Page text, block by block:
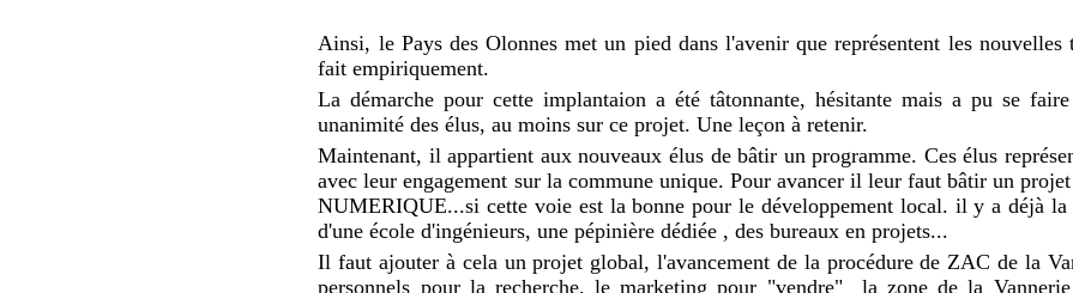
Ainsi, le Pays des Olonnes met un pied dans l'avenir que représentent les nouvelles
fait empiriquement.
La démarche pour cette implantaion a été tâtonnante, hésitante mais a pu se
unanimité des élus, au moins sur ce projet. Une leçon à retenir.
Maintenant, il appartient aux nouveaux élus de bâtir un programme. Ces élus
avec leur engagement sur la commune unique. Pour avancer il leur faut bâtir un
NUMERIQUE...si cette voie est la bonne pour le développement local. il y a déjà la
d'une école d'ingénieurs, une pépinière dédiée , des bureaux en projets...
Il faut ajouter à cela un projet global, l'avancement de la procédure de ZAC de la
personnels pour la recherche, le marketing pour "vendre" la zone de la